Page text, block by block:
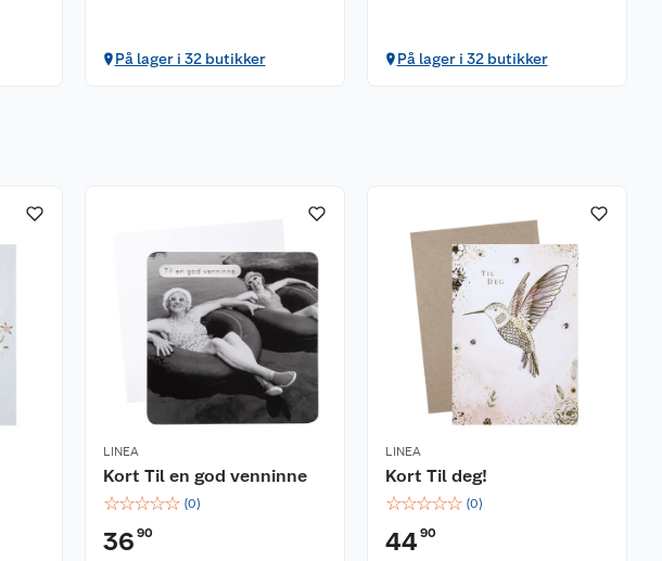
På lager i 32 butikker På lager i 32 butikker
LINEA
Kort Til en god venninne
☆☆☆☆☆ (0)
36 90
LINEA
Kort Til deg!
☆☆☆☆☆ (0)
4490